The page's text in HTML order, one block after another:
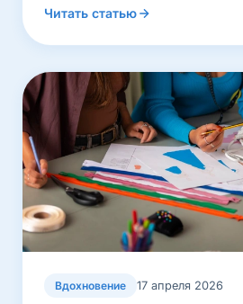
Читать статью
Вдохновение 17 апреля 2026